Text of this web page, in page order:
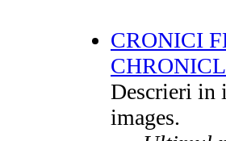
CRONICI
Descrieri in
images.